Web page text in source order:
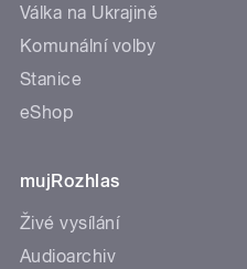
Válka na Ukrajině
Komunální volby
Stanice
eShop
mujRozhlas
Živé vysílání
Audioarchiv